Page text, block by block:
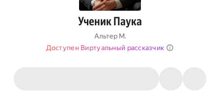
Ученик Паука
Альтер М.
Доступен Виртуальный рассказчик